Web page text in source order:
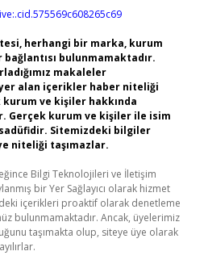
herhangi bir marka, kurum
bulunmamaktadır.
makaleler
alan içerikler haber niteliği
ve kişiler hakkında
Gerçek kurum ve kişiler ile isim
Sitemizdeki bilgiler
niteliği taşımazlar.
Bilgi Teknolojileri ve İletişim
bir Yer Sağlayıcı olarak hizmet
içerikleri proaktif olarak denetleme
bulunmamaktadır. Ancak, üyelerimiz
taşımakta olup, siteye üye olarak